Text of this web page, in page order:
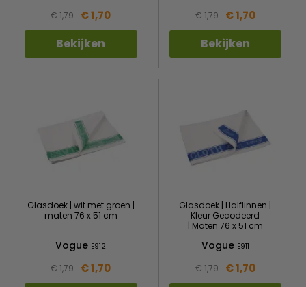
€ 1,79 € 1,70
Bekijken
€ 1,79 € 1,70
Bekijken
Glasdoek | wit met groen |
maten 76 x 51 cm
Vogue E912
€ 1,79 € 1,70
Glasdoek | Halflinnen |
Kleur Gecodeerd
| Maten 76 x 51 cm
Vogue E911
€ 1,79 € 1,70